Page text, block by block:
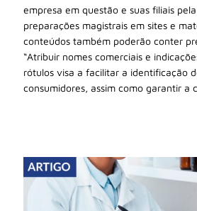
empresa em questão e suas filiais
preparações magistrais em sites e
conteúdos também poderão conter
“Atribuir nomes comerciais e
rótulos visa a facilitar a identificação
consumidores, assim como garantir a